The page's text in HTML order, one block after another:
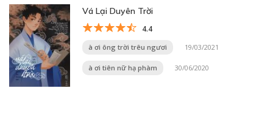
Vá Lại Duyên Trời
4.4
à ơi ông trời trêu ngươi 19/03/2021
à ơi tiên nữ hạ phàm 30/06/2020